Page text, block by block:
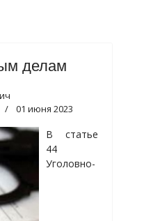
делам
01 июня 2023
В статье
44
Уголовно-